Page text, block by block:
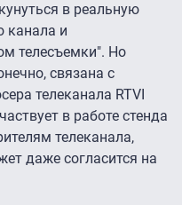
в реальную
канала и
телесъемки". Но
связана с
телеканала RTVI
в работе стенда
телеканала,
даже согласится на